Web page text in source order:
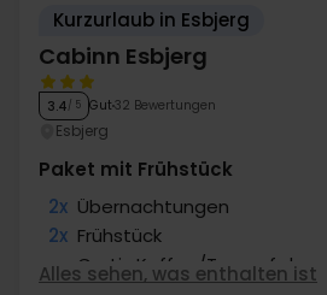
Kurzurlaub in Esbjerg
Cabinn Esbjerg
3.4/ 5 Gut 32 Bewertungen
Esbjerg
Paket mit Frühstück
2x Übernachtungen
2x Frühstück
∞ Gratis Kaffee/Tee auf dem
Alles sehen, was enthalten ist